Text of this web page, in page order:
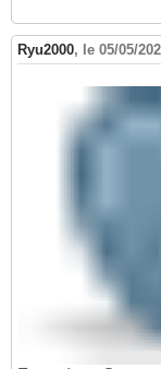
Ryu2000, le 05/05/